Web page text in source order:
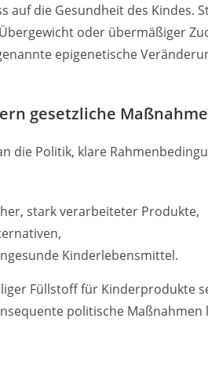
auf die Gesundheit des Kindes.
oder übermäßiger
epigenetische
gesetzliche
die Politik, klare
stark verarbeiteter Produkte,
Kinderlebensmittel.
Füllstoff für Kinderprodukte
politische